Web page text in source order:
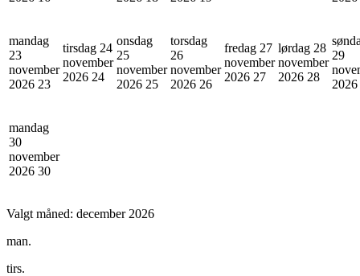
mandag
23
november
2026 23
tirsdag 24
november
2026 24
onsdag
25
november
2026 25
torsdag
26
november
2026 26
fredag 27
november
2026 27
lørdag 28
november
2026 28
29
2026
mandag
30
november
2026 30
Valgt måned: december 2026
man.
tirs.